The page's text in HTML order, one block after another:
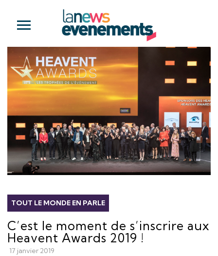
TOUT LE MONDE EN PARLE
C’est le moment de s’inscrire aux
Heavent Awards 2019 !
17 janvier 2019